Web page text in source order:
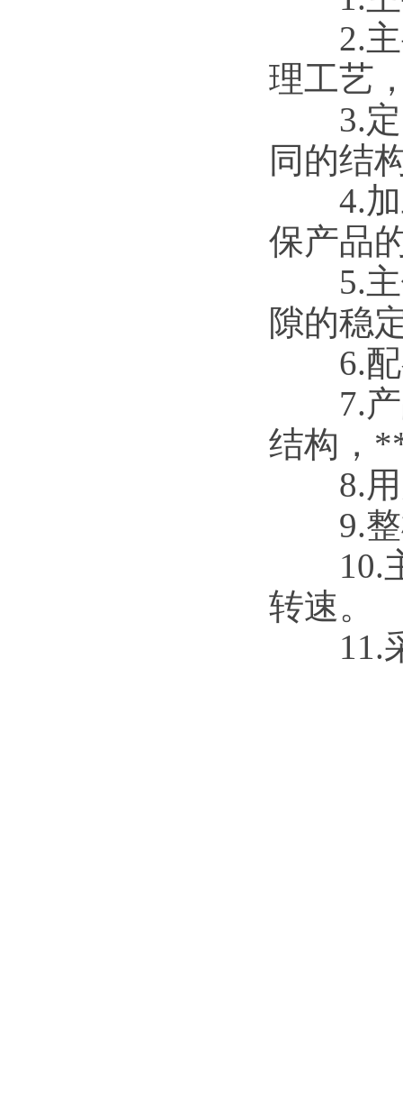
2.主
理工艺
3.定
同的结
4.加
保产品
5.主
隙的稳
6.配
7.产
结构，
8.用
9.整
10.主
转速。
11.采